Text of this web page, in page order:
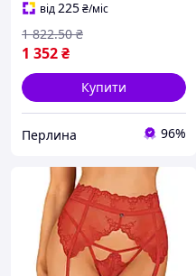
регульованими ля
Per33/R
від225₴/міс
1 352₴
1 822.50 ₴
Купити
Перлина 96%